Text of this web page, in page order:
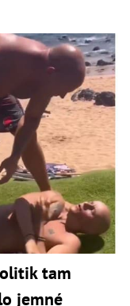
tam
jemné